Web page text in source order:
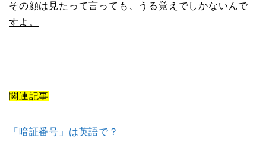
その顔は見たって言っても、うる覚えでしかないんで
すよ。
関連記事
「暗証番号」は英語で？